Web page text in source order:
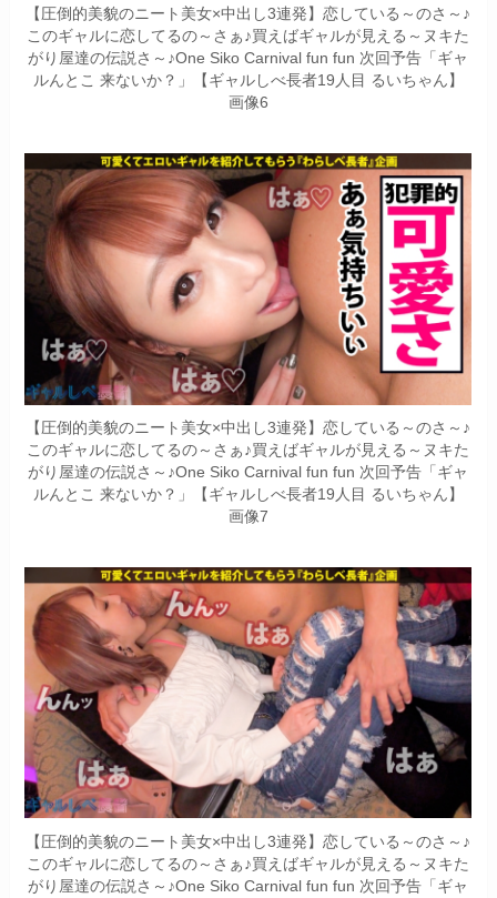
【圧倒的美貌のニート美女×中出し3連発】恋している～のさ～♪
このギャルに恋してるの～さぁ♪買えばギャルが見える～ヌキた
がり屋達の伝説さ～♪One Siko Carnival fun fun 次回予告「ギャ
ルんとこ 来ないか？」【ギャルしべ長者19人目 るいちゃん】
画像6
【圧倒的美貌のニート美女×中出し3連発】恋している～のさ～♪
このギャルに恋してるの～さぁ♪買えばギャルが見える～ヌキた
がり屋達の伝説さ～♪One Siko Carnival fun fun 次回予告「ギャ
ルんとこ 来ないか？」【ギャルしべ長者19人目 るいちゃん】
画像7
【圧倒的美貌のニート美女×中出し3連発】恋している～のさ～♪
このギャルに恋してるの～さぁ♪買えばギャルが見える～ヌキた
がり屋達の伝説さ～♪One Siko Carnival fun fun 次回予告「ギャ